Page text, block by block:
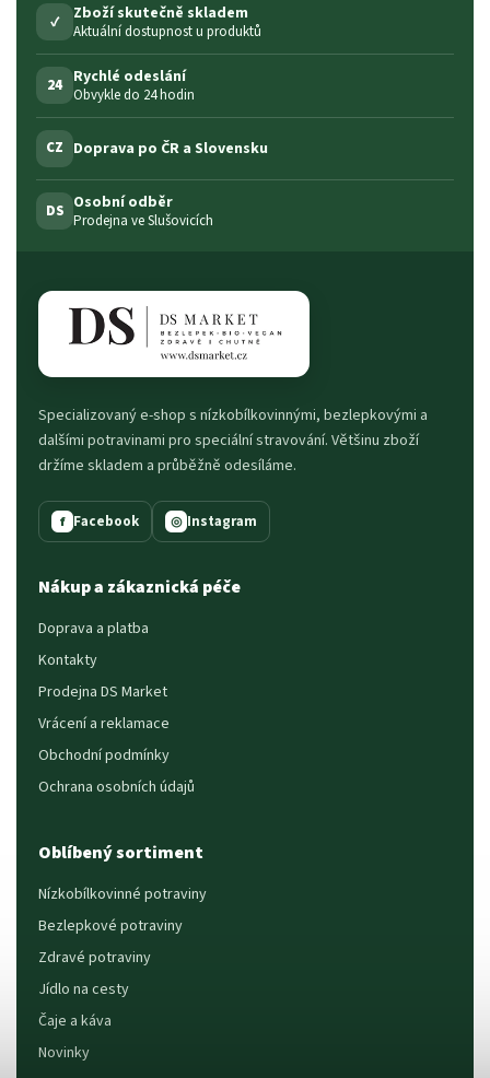
✓ Zboží skutečně skladem
Aktuální dostupnost u produktů
24 Rychlé odeslání
Obvykle do 24 hodin
CZ Doprava po ČR a Slovensku
DS Osobní odběr
Prodejna ve Slušovicích
Specializovaný e-shop s nízkobílkovinnými, bezlepkovými a
dalšími potravinami pro speciální stravování. Většinu zboží
držíme skladem a průběžně odesíláme.
f Facebook ◎ Instagram
Nákup a zákaznická péče
Doprava a platba
Kontakty
Prodejna DS Market
Vrácení a reklamace
Obchodní podmínky
Ochrana osobních údajů
Oblíbený sortiment
Nízkobílkovinné potraviny
Bezlepkové potraviny
Zdravé potraviny
Jídlo na cesty
Čaje a káva
Novinky